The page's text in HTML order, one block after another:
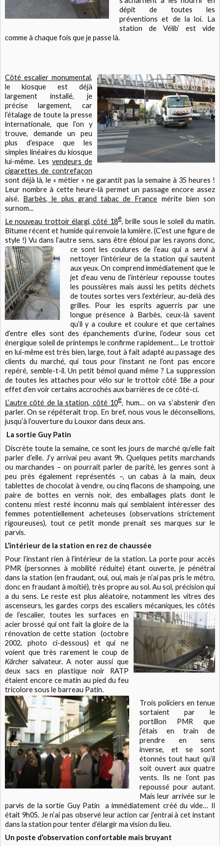
dépit de toutes les
préventions et de la loi. La
station de Vélib’ est vide
comme à chaque fois que je passe là.
Côté escalier monumental,
le kiosque est déjà
largement installé, je
précise largement, car
l’étalage de toute la presse
internationale, que l’on y
trouve, demande un peu
plus d’espace que les
simples linéaires du kiosque
lui-même. Les vendeurs de
cigarettes de contrefaçon
sont déjà là, le « métier » ne garantit pas la semaine à 35 heures !
Leur nombre à cette heure-là permet un passage encore assez
aisé. Barbès, le plus grand tabac de France mérite bien son
surnom...
Le nouveau trottoir élargi, côté 18e, brille sous le soleil du matin.
Bitume récent et humide qui renvoie la lumière. (C’est une figure de
style !) Vu dans l’autre sens, sans être ébloui par les rayons donc,
ce sont lescoulures de l’eau qui a servi à
nettoyer l’intérieur de la station qui sautent
aux yeux. On comprend immédiatement que le
jet d’eau venu de l’intérieur repousse toutes
les poussières mais aussi les petits déchets
de toutes sortes vers l’extérieur, au-delà des
grilles. Pour les esprits aguerris par une
longue présence à Barbès, ceux-là savent
qu’il y a coulure et coulure et que certaines
d’entre elles sont des épanchements d’urine, l’odeur sous cet
énergique soleil de printemps le confirme rapidement… Le trottoir
en lui-même est très bien, large, tout à fait adapté au passage des
clients du marché, qui tous pour l’instant ne l’ont pas encore
repéré, semble-t-il. Un petit bémol quand même ? La suppression
de toutes les attaches pour vélo sur le trottoir côté 18e a pour
effet d’en voir certains accrochés aux barrières de ce côté-ci.
L’autre côté de la station, côté 10e, hum… on va s’abstenir d’en
parler. On se répéterait trop. En bref, nous vous le déconseillons,
jusqu’à l’ouverture du Louxor dans deux ans.
La sortie Guy Patin
Discrète toute la semaine, ce sont les jours de marché qu’elle fait
parler d’elle. J’y arrivai peu avant 9h. Quelques petits marchands
ou marchandes – on pourrait parler de parité, les genres sont à
peu près également représentés –, un cabas à la main, deux
tablettes de chocolat à vendre, ou cinq flacons de shampoing, une
paire de bottes en vernis noir, des emballages plats dont le
contenu m’est resté inconnu mais qui semblaient intéresser des
femmes potentiellement acheteuses (observations strictement
rigoureuses), tout ce petit monde prenait ses marques sur le
parvis.
L’intérieur de la station en rez de chaussée
Pour l’instant rien à l’intérieur de la station. La porte pour accès
PMR (personnes à mobilité réduite) étant ouverte, je pénétrai
dans la station (en fraudant, oui, oui, mais je n’ai pas pris le métro,
donc en fraudant à moitié), très propre au sol. Au sol, précision qui
a du sens. Le reste est plus aléatoire, notamment les vitres des
ascenseurs, les gardes corps des escaliers mécaniques,les côtés
de l’escalier, toutes les surfaces en
acier brossé qui ont fait la gloire de la
rénovation de cette station (octobre
2002, photo ci-dessous) et qui ne
voient que très rarement le coup de
Kärchersalvateur. A noter aussi que
deux sacs en plastique noir RATP
étaient encore ce matin au pied du feu
tricolore sous le barreau Patin.
Trois policiers en tenue
sortaient par le
portillon PMR que
j’étais en train de
prendre en sens
inverse, et se sont
étonnés tout haut qu’il
soit ouvert aux quatre
vents. Ils ne l’ont pas
repoussé pour autant.
Mais leur arrivée sur le
parvis de la sortie Guy Patin
a immédiatement créé du vide… Il
était 9h05. Je n’ai pas observé leur action car j’entrai à cet instant
dans la station pour tenter d’élargir ma vision du lieu.
Un poste d’observation confortable mais bruyant